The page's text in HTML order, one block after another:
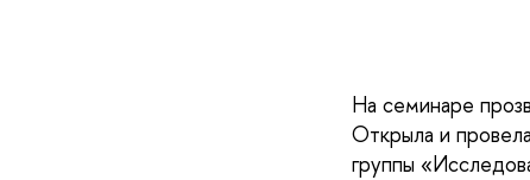
На семинаре
Открыла и
группы